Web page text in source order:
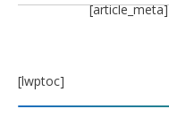
[article_meta]
[lwptoc]